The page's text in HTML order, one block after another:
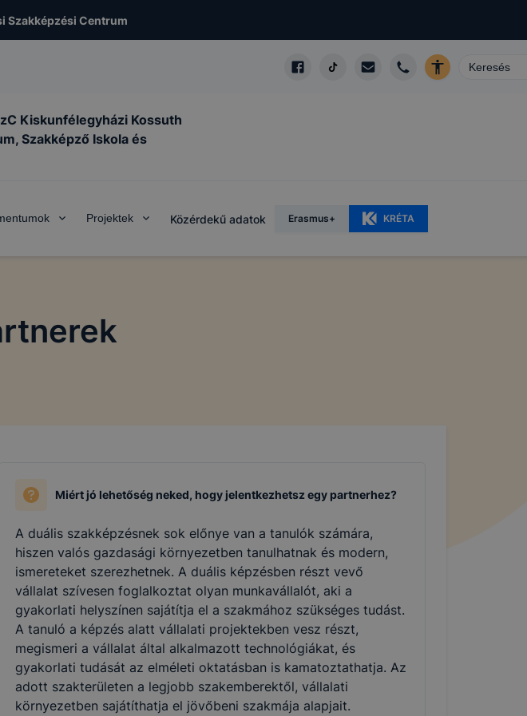
Szakképzési Centrum
Kiskunfélegyházi Kossuth
Szakképző Iskola és
Projektek Közérdekű adatok Erasmus+ KRÉTA
Miért jó lehetőség neked, hogy jelentkezhetsz egy partnerhez?
A duális szakképzésnek sok előnye van a tanulók számára,
hiszen valós gazdasági környezetben tanulhatnak és modern,
ismereteket szerezhetnek. A duális képzésben részt vevő
vállalat szívesen foglalkoztat olyan munkavállalót, aki a
gyakorlati helyszínen sajátítja el a szakmához szükséges tudást.
A tanuló a képzés alatt vállalati projektekben vesz részt,
megismeri a vállalat által alkalmazott technológiákat, és
gyakorlati tudását az elméleti oktatásban is kamatoztathatja. Az
adott szakterületen a legjobb szakemberektől, vállalati
környezetben sajátíthatja el jövőbeni szakmája alapjait.